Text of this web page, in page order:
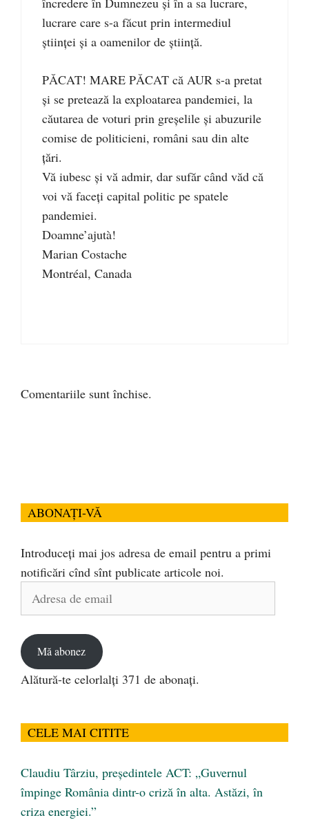
lucrare care s-a făcut prin intermediul
ştiinţei şi a oamenilor de ştiinţă.
PĂCAT! MARE PĂCAT că AUR s-a pretat
şi se pretează la exploatarea pandemiei, la
căutarea de voturi prin greşelile şi abuzurile
comise de politicieni, români sau din alte
ţări.
Vă iubesc şi vă admir, dar sufăr când văd că
voi vă faceţi capital politic pe spatele
pandemiei.
Doamne’ajutà!
Marian Costache
Montréal, Canada
Comentariile sunt închise.
ABONAȚI-VĂ
Introduceți mai jos adresa de email pentru a primi
notificări cînd sînt publicate articole noi.
Mă abonez
Alătură-te celorlalți 371 de abonați.
CELE MAI CITITE
Claudiu Târziu, președintele ACT: „Guvernul
împinge România dintr-o criză în alta. Astăzi, în
criza energiei.”